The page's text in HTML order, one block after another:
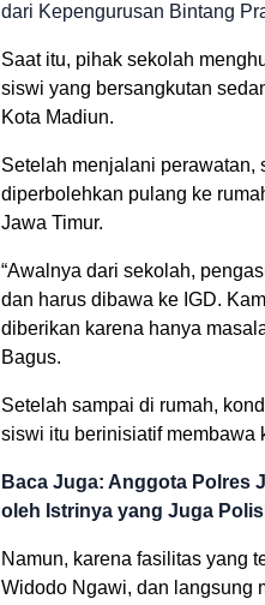
dari Kepengurusan Bintang
Saat itu, pihak sekolah
siswi yang bersangkutan
Kota Madiun.
Setelah menjalani perawatan,
diperbolehkan pulang ke
Jawa Timur.
“Awalnya dari sekolah,
dan harus dibawa ke IGD.
diberikan karena hanya
Bagus.
Setelah sampai di rumah,
siswi itu berinisiatif membawa
Baca Juga: Anggota Polres
oleh Istrinya yang Juga
Namun, karena fasilitas yang
Widodo Ngawi, dan langsung